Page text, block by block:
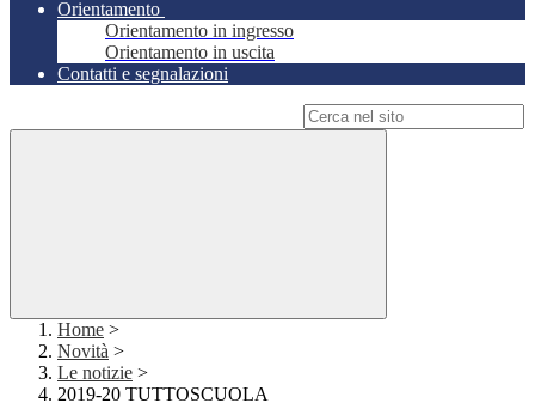
Orientamento
Orientamento in ingresso
Orientamento in uscita
Contatti e segnalazioni
Home >
Novità >
Le notizie >
2019-20 TUTTOSCUOLA